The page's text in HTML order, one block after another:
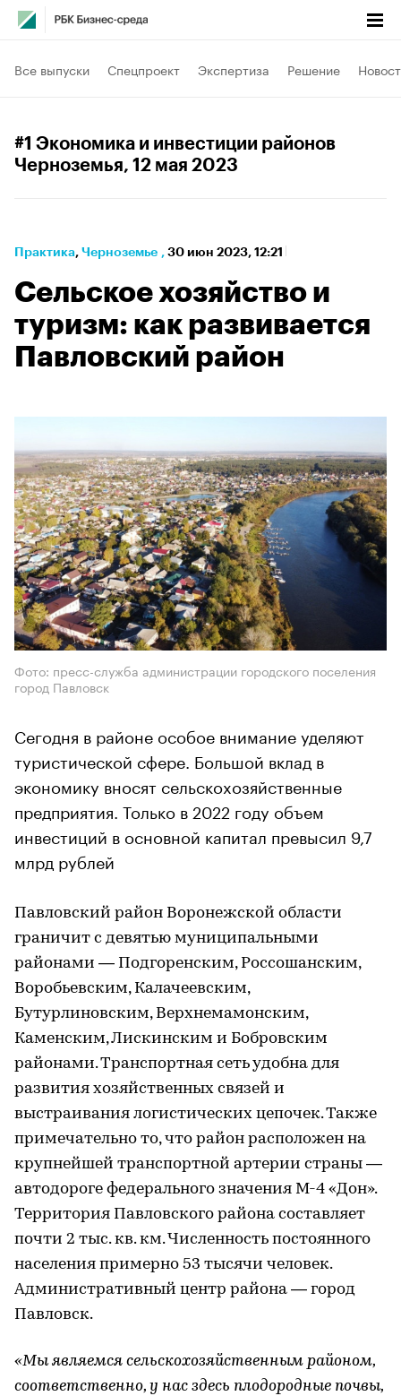
Все выпуски Спецпроект Экспертиза Решение
#1 Экономика и инвестиции районов
Черноземья, 12 мая 2023
Практика⁠, Черноземье , 30 июн 2023, 12:21
Сельское хозяйство и
туризм: как развивается
Павловский район
Фото: пресс-служба администрации городского поселения
город Павловск
Сегодня в районе особое внимание уделяют
туристической сфере. Большой вклад в
экономику вносят сельскохозяйственные
предприятия. Только в 2022 году объем
инвестиций в основной капитал превысил 9,7
млрд рублей
Павловский район Воронежской области
граничит с девятью муниципальными
районами — Подгоренским, Россошанским,
Воробьевским, Калачеевским,
Бутурлиновским, Верхнемамонским,
Каменским, Лискинским и Бобровским
районами. Транспортная сеть удобна для
развития хозяйственных связей и
выстраивания логистических цепочек. Также
примечательно то, что район расположен на
крупнейшей транспортной артерии страны —
автодороге федерального значения М-4 «Дон».
Территория Павловского района составляет
почти 2 тыс. кв. км. Численность постоянного
населения примерно 53 тысячи человек.
Административный центр района — город
Павловск.
«Мы являемся сельскохозяйственным районом,
соответственно, у нас здесь плодородные почвы,